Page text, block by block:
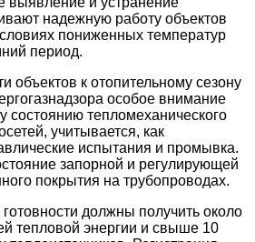
надежную работу объектов
пониженных температур
период.
объектов к отопительному сезону
особое внимание
состоянию тепломеханического
учитывается, как
испытания и промывка.
запорной и регулирующей
покрытия на трубопроводах.
должны получить около
тепловой энергии и свыше 10